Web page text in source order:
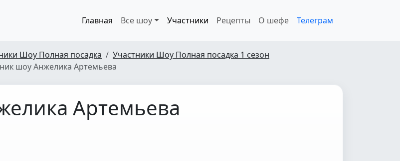
Главная Все шоу Участники Рецепты О шефе Телеграм
Шоу Полная посадка
Участники Шоу Полная посадка 1 сезон
шоу Анжелика Артемьева
Артемьева